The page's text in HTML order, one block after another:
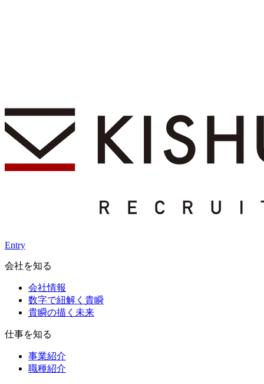
Entry
会社を知る
会社情報
数字で紐解く貴瞬
貴瞬の描く未来
仕事を知る
事業紹介
職種紹介